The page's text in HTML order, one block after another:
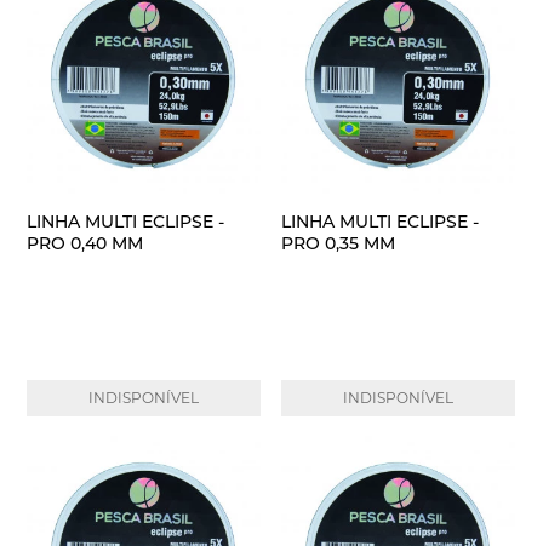
LINHA MULTI ECLIPSE -
PRO 0,40 MM
INDISPONÍVEL
LINHA MULTI ECLIPSE -
PRO 0,35 MM
INDISPONÍVEL